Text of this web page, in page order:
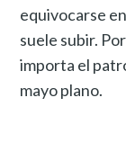
equivocarse
suele subir.
importa el
mayo plano.